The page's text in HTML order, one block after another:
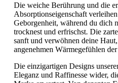
Die weiche Berührung und die
Absorptionseigenschaft
Geborgenheit, während du dich
trocknest und erfrischst. Die
sanft und verwöhnen deine
angenehmen Wärmegefühlen
Die einzigartigen Designs
Eleganz und Raffinesse wider,